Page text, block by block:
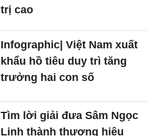
trị cao
Infographic| Việt Nam xuất
khẩu hồ tiêu duy trì tăng
trưởng hai con số
Tìm lời giải đưa Sâm Ngọc
Linh thành thương hiệu